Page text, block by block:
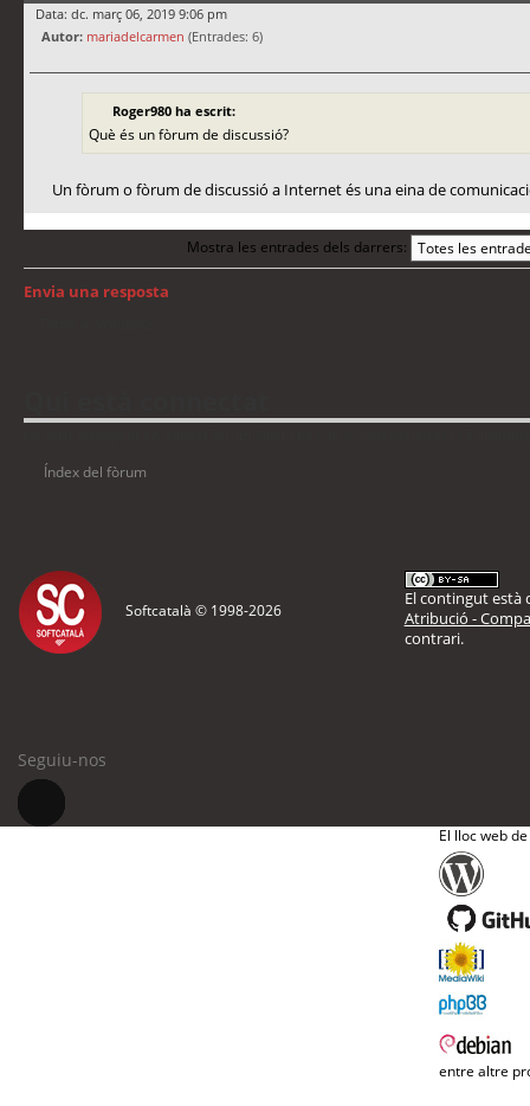
Data: dc. març 06, 2019 9:06 pm
Autor: mariadelcarmen (Entrades: 6)
Roger980 ha escrit:
Què és un fòrum de discussió?
Un fòrum o fòrum de discussió a Internet és una eina de
Mostra les entrades dels darrers:
Envia una resposta
Índex del fòrum
Softcatalà © 1998-2026
El contingut està
Atribució -
contrari.
Seguiu-nos
El lloc web
entre altre